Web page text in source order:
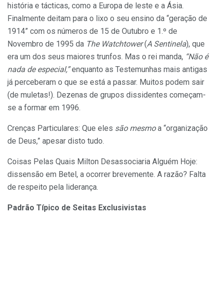
história e tácticas, como a Europa de leste e a Ásia.
Finalmente deitam para o lixo o seu ensino da “geração de
1914” com os números de 15 de Outubro e 1.º de
Novembro de 1995 da The Watchtower(A Sentinela), que
era um dos seus maiores trunfos. Mas o rei manda, “Não é
nada de especial,”enquanto as Testemunhas mais antigas
já perceberam o que se está a passar. Muitos podem sair
(de muletas!). Dezenas de grupos dissidentes começam-
se a formar em 1996.
Crenças Particulares: Que eles são mesmoa “organização
de Deus,” apesar disto tudo.
Coisas Pelas Quais Milton Desassociaria Alguém Hoje:
dissensão em Betel, a ocorrer brevemente. A razão? Falta
de respeito pela liderança.
Padrão Típico de Seitas Exclusivistas